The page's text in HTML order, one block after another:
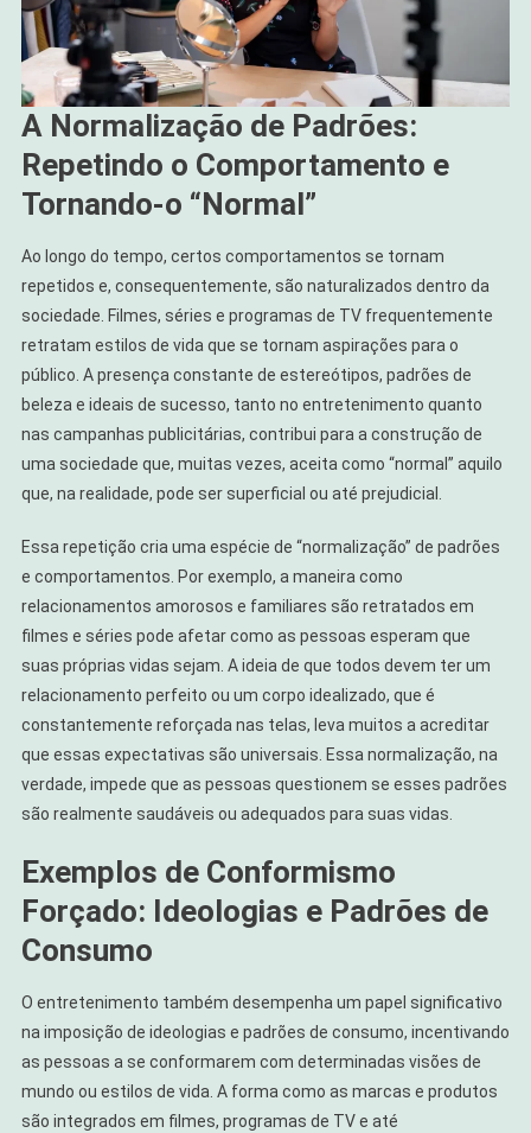
A Normalização de Padrões:
Repetindo o Comportamento e
Tornando-o “Normal”
Ao longo do tempo, certos comportamentos se tornam
repetidos e, consequentemente, são naturalizados dentro da
sociedade. Filmes, séries e programas de TV frequentemente
retratam estilos de vida que se tornam aspirações para o
público. A presença constante de estereótipos, padrões de
beleza e ideais de sucesso, tanto no entretenimento quanto
nas campanhas publicitárias, contribui para a construção de
uma sociedade que, muitas vezes, aceita como “normal” aquilo
que, na realidade, pode ser superficial ou até prejudicial.
Essa repetição cria uma espécie de “normalização” de padrões
e comportamentos. Por exemplo, a maneira como
relacionamentos amorosos e familiares são retratados em
filmes e séries pode afetar como as pessoas esperam que
suas próprias vidas sejam. A ideia de que todos devem ter um
relacionamento perfeito ou um corpo idealizado, que é
constantemente reforçada nas telas, leva muitos a acreditar
que essas expectativas são universais. Essa normalização, na
verdade, impede que as pessoas questionem se esses padrões
são realmente saudáveis ou adequados para suas vidas.
Exemplos de Conformismo
Forçado: Ideologias e Padrões de
Consumo
O entretenimento também desempenha um papel significativo
na imposição de ideologias e padrões de consumo, incentivando
as pessoas a se conformarem com determinadas visões de
mundo ou estilos de vida. A forma como as marcas e produtos
são integrados em filmes, programas de TV e até